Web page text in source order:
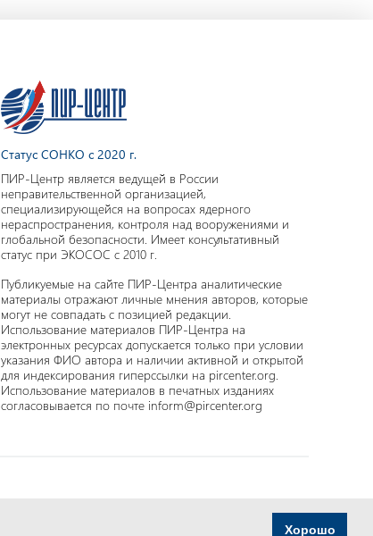
Хорошо
Статус СОНКО с 2020 г.
ПИР-Центр является ведущей в России
неправительственной организацией,
специализирующейся на вопросах ядерного
нераспространения, контроля над вооружениями и
глобальной безопасности. Имеет консультативный
статус при ЭКОСОС с 2010 г.
Публикуемые на сайте ПИР-Центра аналитические
материалы отражают личные мнения авторов, которые
могут не совпадать с позицией редакции.
Использование материалов ПИР-Центра на
электронных ресурсах допускается только при условии
указания ФИО автора и наличии активной и открытой
для индексирования гиперссылки на pircenter.org.
Использование материалов в печатных изданиях
согласовывается по почте inform@pircenter.org